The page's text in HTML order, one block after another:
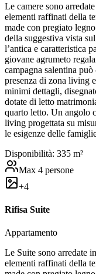
Le camere sono
elementi raffinati della
made con pregiato
della suggestiva vista
l’antica e caratteristica
giovane agrumeto
campagna salentina
presenza di zona living
minimi dettagli,
dotate di letto
quarto letto. Un angolo
living progettata su
le esigenze delle
Disponibilità: 335 m²
Max 4 persone
+4
Rifisa Suite
Appartamento
Le Suite sono arredate
elementi raffinati della